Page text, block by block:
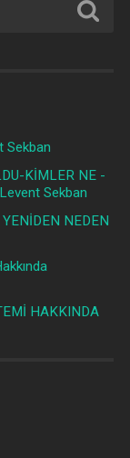
Sekban
KİMLER NE -
Sekban
NEDEN
HAKKINDA